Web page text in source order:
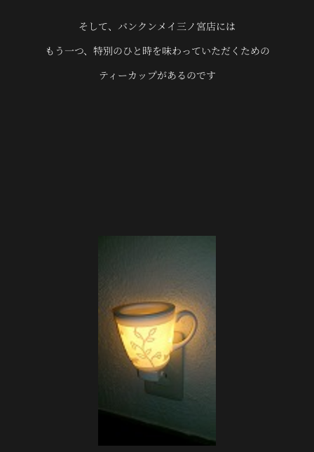
そして、バンクンメイ三ノ宮店には
もう一つ、特別のひと時を味わっていただくための
ティーカップがあるのです